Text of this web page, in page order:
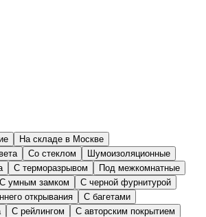
На складе в Москве
Со стеклом
Шумоизоляционные
С терморазрывом
Под межкомнатные
С умным замком
С черной фурнитурой
открывания
С багетами
С рейлингом
С авторским покрытием